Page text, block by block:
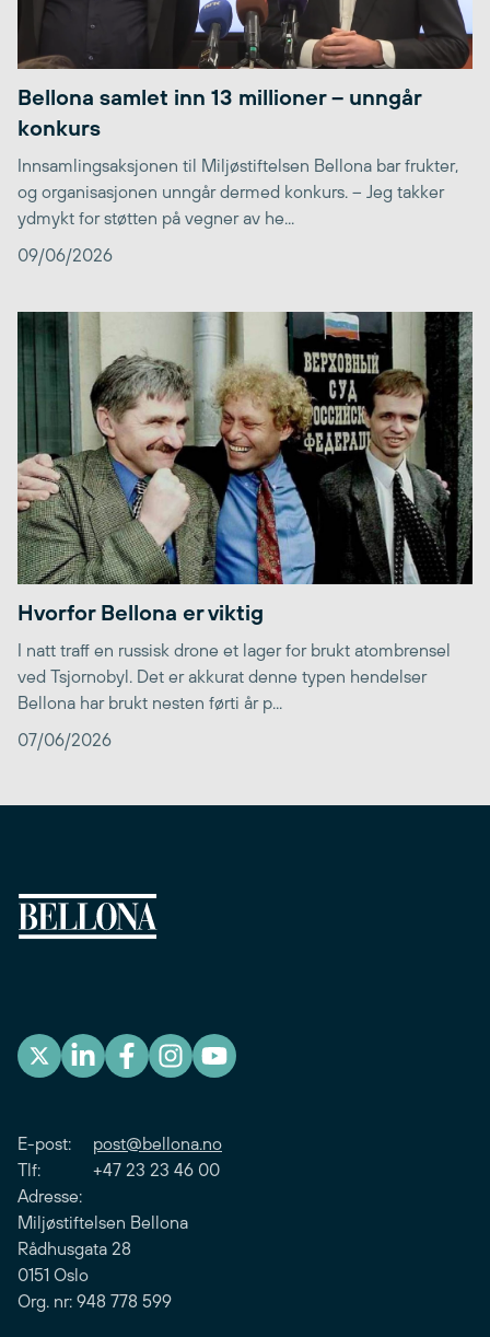
Bellona samlet inn 13 millioner – unngår
konkurs
Innsamlingsaksjonen til Miljøstiftelsen Bellona bar frukter,
og organisasjonen unngår dermed konkurs. – Jeg takker
ydmykt for støtten på vegner av he...
09/06/2026
Hvorfor Bellona er viktig
I natt traff en russisk drone et lager for brukt atombrensel
ved Tsjornobyl. Det er akkurat denne typen hendelser
Bellona har brukt nesten førti år p...
07/06/2026
E-post: post@bellona.no
Tlf: +47 23 23 46 00
Adresse:
Miljøstiftelsen Bellona
Rådhusgata 28
0151 Oslo
Org. nr: 948 778 599